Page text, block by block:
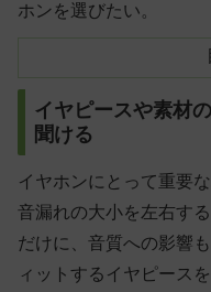
ホンを選びたい。
イヤピースや素材
聞ける
イヤホンにとって重要
音漏れの大小を左右す
だけに、音質への影響
ィットするイヤピース